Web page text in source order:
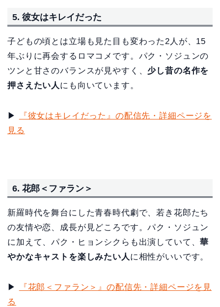
5. 彼女はキレイだった
子どもの頃とは立場も見た目も変わった2人が、15
年ぶりに再会するロマコメです。パク・ソジュンの
ツンと甘さのバランスが見やすく、 少し昔の名作を
押さえたい人 にも向いています。
▶
『彼女はキレイだった』の配信先・詳細ページを
見る
6. 花郎＜ファラン＞
新羅時代を舞台にした青春時代劇で、若き花郎たち
の友情や恋、成長が見どころです。パク・ソジュン
に加えて、パク・ヒョンシクらも出演していて、華
やかなキャストを楽しみたい人に相性がいいです。
▶
『花郎＜ファラン＞』の配信先・詳細ページを見
る